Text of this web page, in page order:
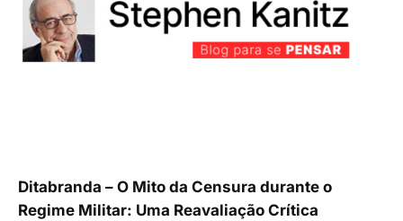
Ditabranda – O Mito da Censura durante o
Regime Militar: Uma Reavaliação Crítica